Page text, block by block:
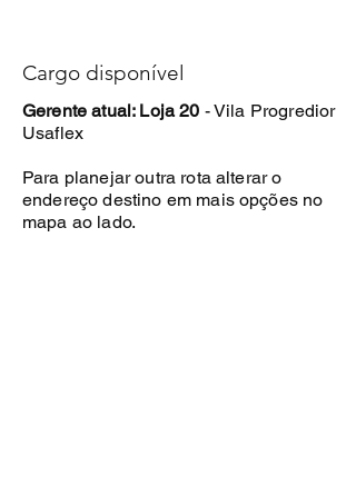
Cargo disponível
Gerente atual: Loja 20 - Vila Progredior
Usaflex
Para planejar outra rota alterar o
endereço destino em mais opções no
mapa ao lado.